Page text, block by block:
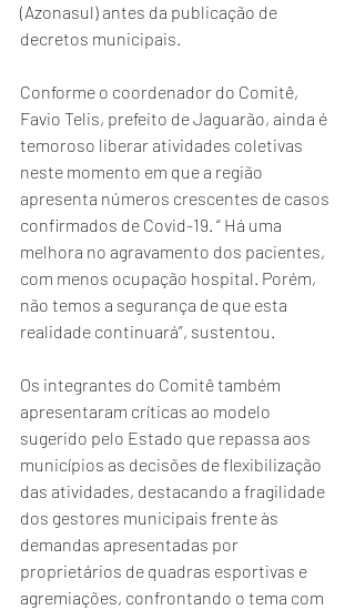
(Azonasul) antes da publicação de
decretos municipais.
Conforme o coordenador do Comitê,
Favio Telis, prefeito de Jaguarão, ainda é
temoroso liberar atividades coletivas
neste momento em que a região
apresenta números crescentes de casos
confirmados de Covid-19. “ Há uma
melhora no agravamento dos pacientes,
com menos ocupação hospital. Porém,
não temos a segurança de que esta
realidade continuará”, sustentou.
Os integrantes do Comitê também
apresentaram críticas ao modelo
sugerido pelo Estado que repassa aos
municípios as decisões de flexibilização
das atividades, destacando a fragilidade
dos gestores municipais frente às
demandas apresentadas por
proprietários de quadras esportivas e
agremiações, confrontando o tema com